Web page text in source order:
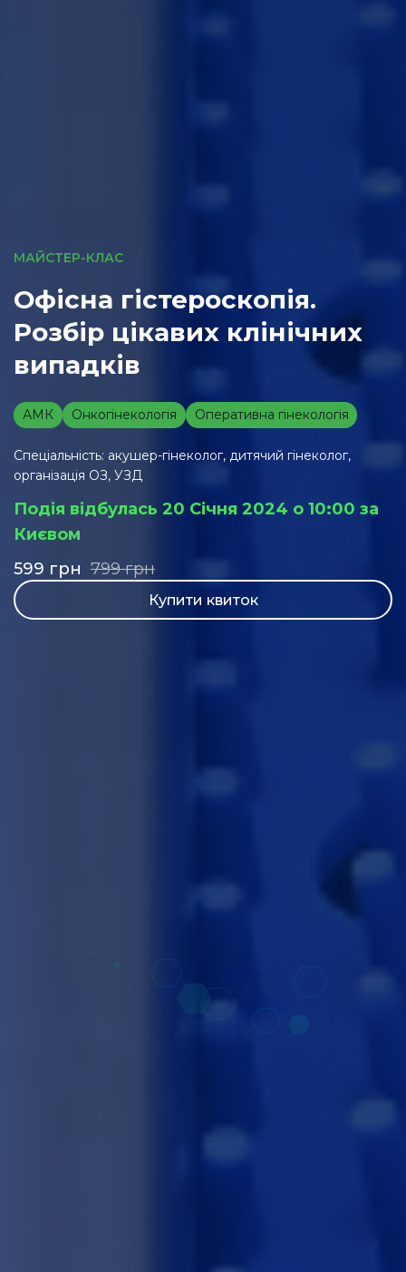
МАЙСТЕР-КЛАС
Офісна гістероскопія.
Розбір цікавих клінічних
випадків
АМК Онкогінекологія Оперативна гінекологія
Спеціальність: акушер-гінеколог, дитячий гінеколог,
організація ОЗ, УЗД
Подія відбулась 20 Січня 2024 о 10:00 за
Києвом
Купити квиток
599 грн 799грн